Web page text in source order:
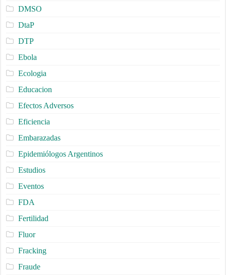
DMSO
DtaP
DTP
Ebola
Ecologia
Educacion
Efectos Adversos
Eficiencia
Embarazadas
Epidemiólogos Argentinos
Estudios
Eventos
FDA
Fertilidad
Fluor
Fracking
Fraude